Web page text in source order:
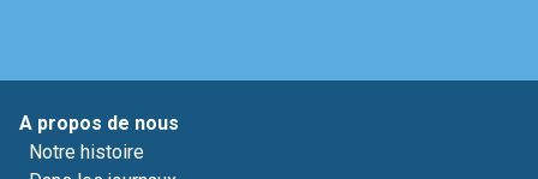
A propos de nous
Notre histoire